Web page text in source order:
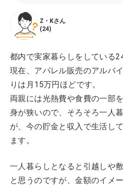
Z・Kさん
(24)
都内で実家暮らしをしている
現在、アパレル販売のアルバ
りは月15万円ほどです。
両親には光熱費や食費の一部
身が狭いので、そろそろ一人
が、今の貯金と収入で生活し
ます。
一人暮らしとなると引越しや
と思うのですが、金額のイメ